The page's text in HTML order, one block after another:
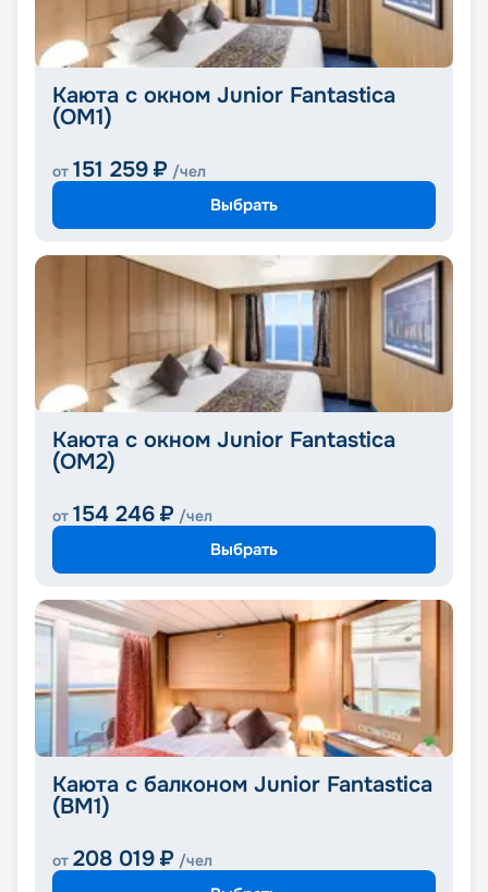
Каюта с окном Junior Fantastica
(OM1)
от 151 259 ₽ /чел
Выбрать
Каюта с окном Junior Fantastica
(OM2)
от 154 246 ₽ /чел
Выбрать
Каюта с балконом Junior Fantastica
(BM1)
от 208 019 ₽ /чел